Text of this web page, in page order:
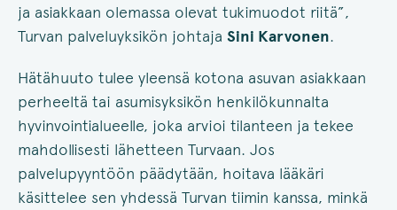
ja asiakkaan olemassa olevat tukimuodot riitä”,
Turvan palveluyksikön johtaja Sini Karvonen.
Hätähuuto tulee yleensä kotona asuvan asiakkaan
perheeltä tai asumisyksikön henkilökunnalta
hyvinvointialueelle, joka arvioi tilanteen ja tekee
mahdollisesti lähetteen Turvaan. Jos
palvelupyyntöön päädytään, hoitava lääkäri
käsittelee sen yhdessä Turvan tiimin kanssa, minkä